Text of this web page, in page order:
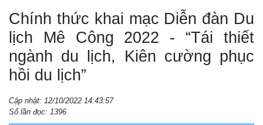
Chính thức khai mạc Diễn đàn Du
lịch Mê Công 2022 - “Tái thiết
ngành du lịch, Kiên cường phục
hồi du lịch”
Cập nhật: 12/10/2022 14:43:57
Số lần đọc: 1396